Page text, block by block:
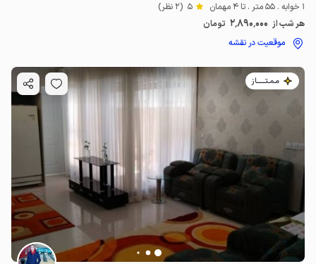
1 خوابه . 55 متر . تا 4 مهمان 5 (2 نظر)
هر شب از 2٬890٬000 تومان
موقعیت در نقشه
مـمـتــــــاز